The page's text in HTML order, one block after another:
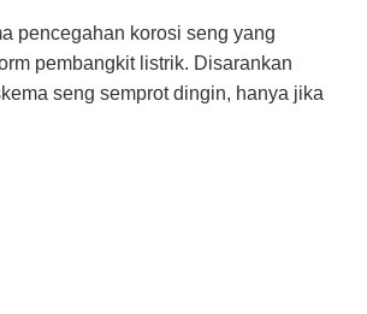
pencegahan korosi seng yang
pembangkit listrik. Disarankan
seng semprot dingin, hanya jika